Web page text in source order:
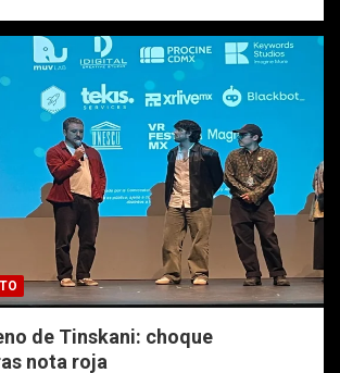
de Tinskani: choque
nota roja